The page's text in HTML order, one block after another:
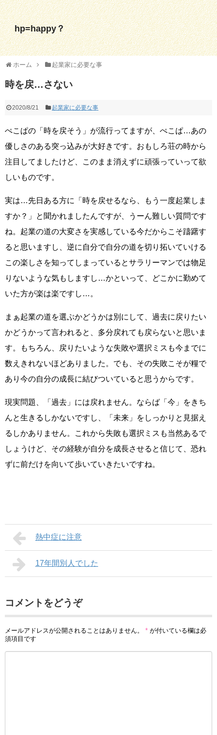
hp=happy？
ホーム 起業家に必要な事
時を戻…さない
2020/8/21 起業家に必要な事
ぺこぱの「時を戻そう」が流行ってますが、ぺこぱ…あの
優しさのある突っ込みが大好きです。おもしろ荘の時から
注目してましたけど、このまま消えずに頑張っていって欲
しいものです。
実は…先日ある方に「時を戻せるなら、もう一度起業しま
すか？」と聞かれましたんですが、うーん難しい質問です
ね。起業の道の大変さを実感している今だからこそ躊躇す
ると思いますし、逆に自分で自分の道を切り拓いていける
この楽しさを知ってしまっているとサラリーマンでは物足
りないような気もしますし…かといって、どこかに勤めて
いた方が楽は楽ですし…。
まぁ起業の道を選ぶかどうかは別にして、過去に戻りたい
かどうかって言われると、多分戻れても戻らないと思いま
す。もちろん、戻りたいような失敗や選択ミスも今までに
数えきれないほどありました。でも、その失敗こそが糧で
あり今の自分の成長に結びついていると思うからです。
現実問題、「過去」には戻れません。ならば「今」をきち
んと生きるしかないですし、「未来」をしっかりと見据え
るしかありません。これから失敗も選択ミスも当然あるで
しょうけど、その経験が自分を成長させると信じて、恐れ
ずに前だけを向いて歩いていきたいですね。
熱中症に注意
17年間別人でした
コメントをどうぞ
メールアドレスが公開されることはありません。 * が付いている欄は必
須項目です